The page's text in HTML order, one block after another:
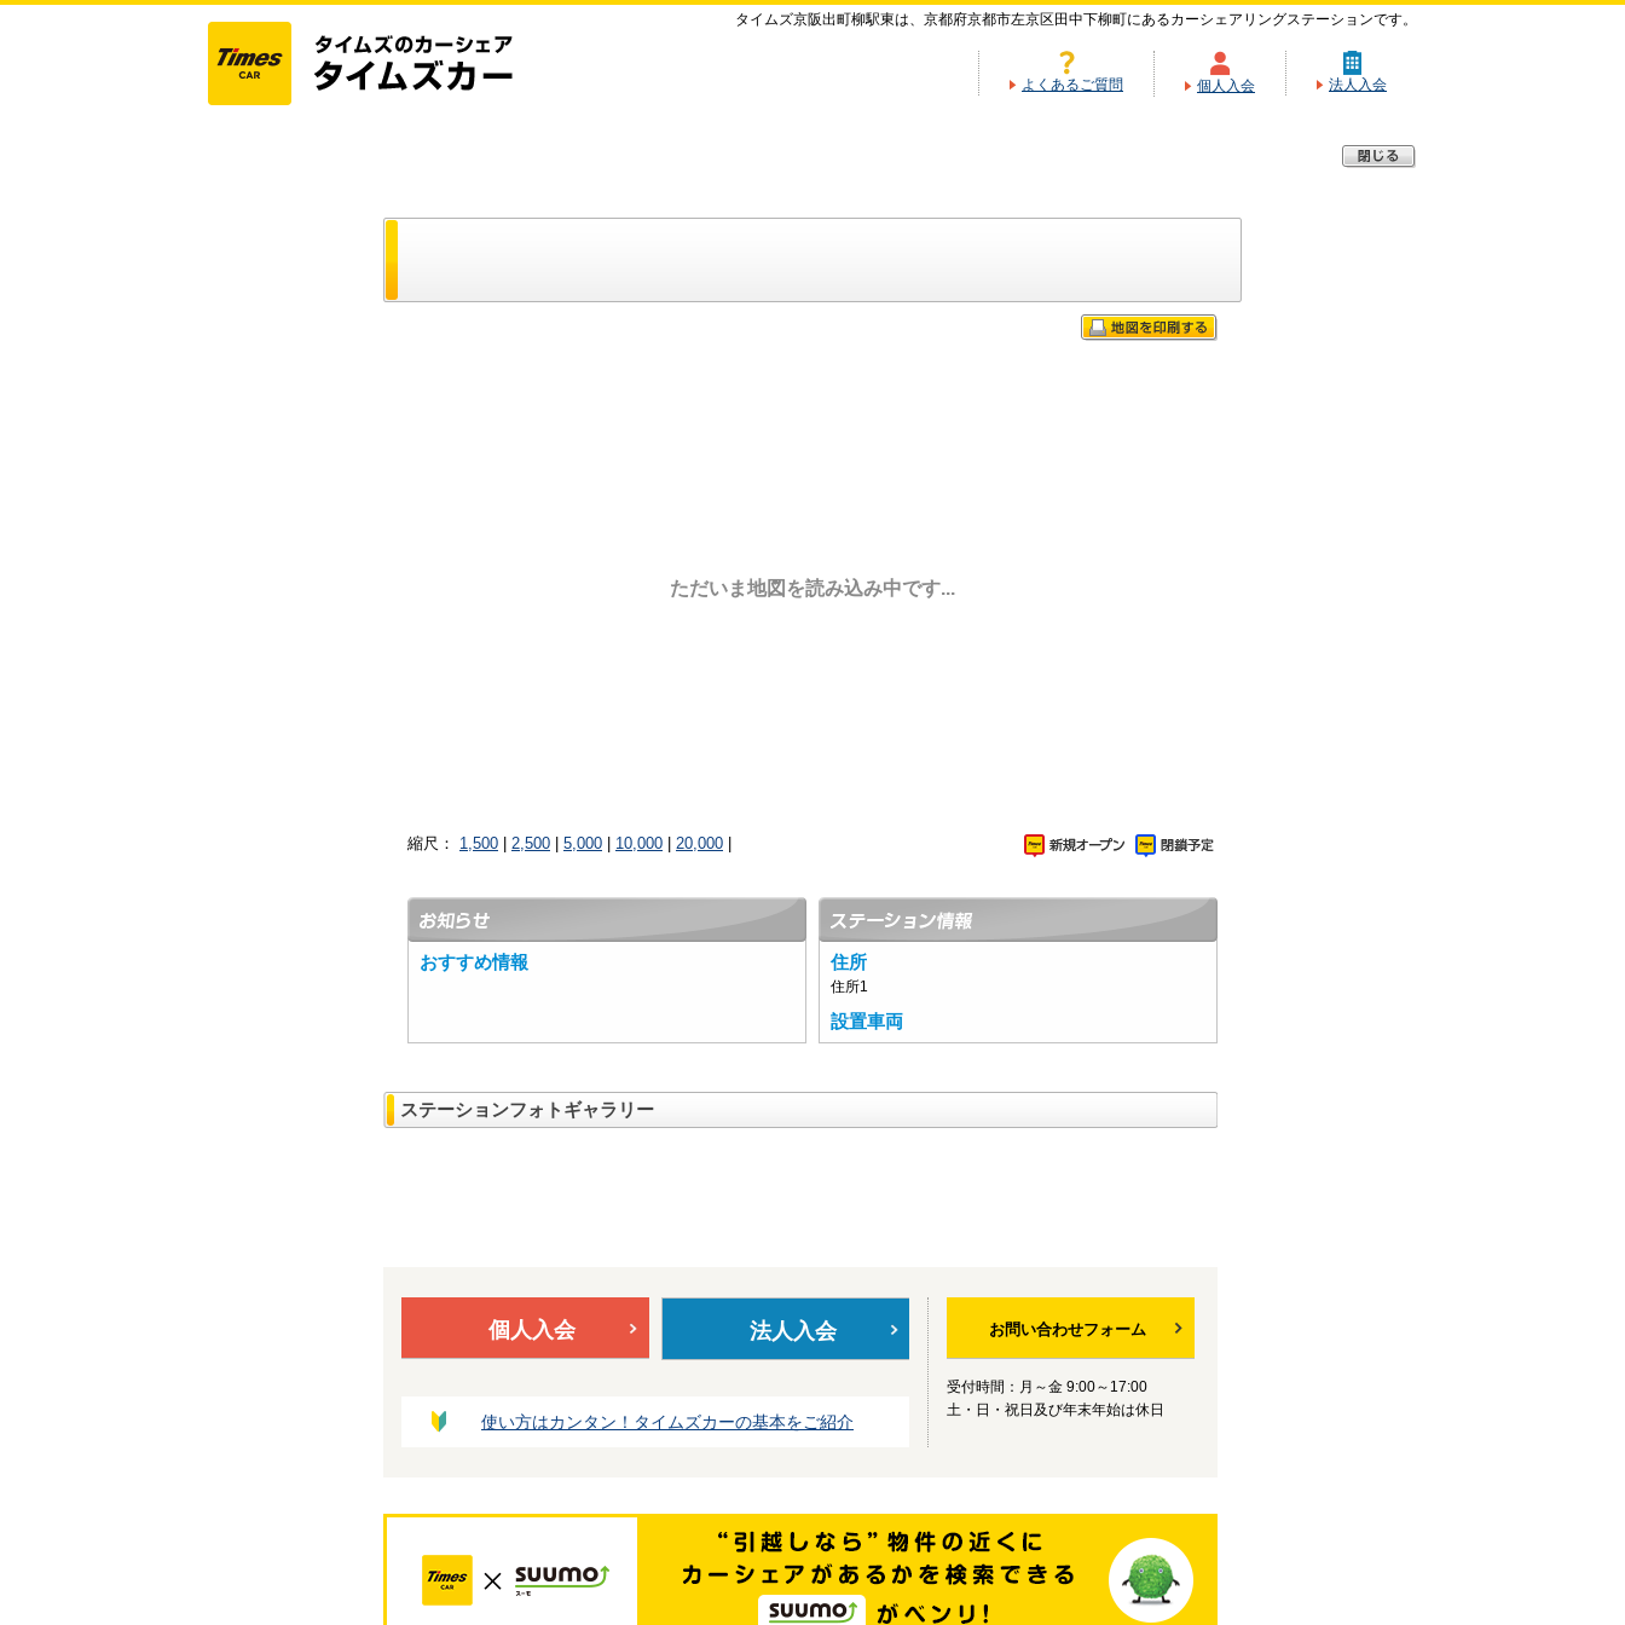
タイムズ京阪出町柳駅東は、京都府京都市左京区田中下柳町にあるカーシェアリングステーションです。
よくあるご質問 個人入会 法人入会
ただいま地図を読み込み中です...
縮尺： 1,500 2,500 5,000 10,000 20,000
おすすめ情報 住所
住所1
設置車両
ステーションフォトギャラリー
個人入会 法人入会
使い方はカンタン！タイムズカーの基本をご紹介
お問い合わせフォーム
受付時間：月～金 9:00～17:00
土・日・祝日及び年末年始は休日